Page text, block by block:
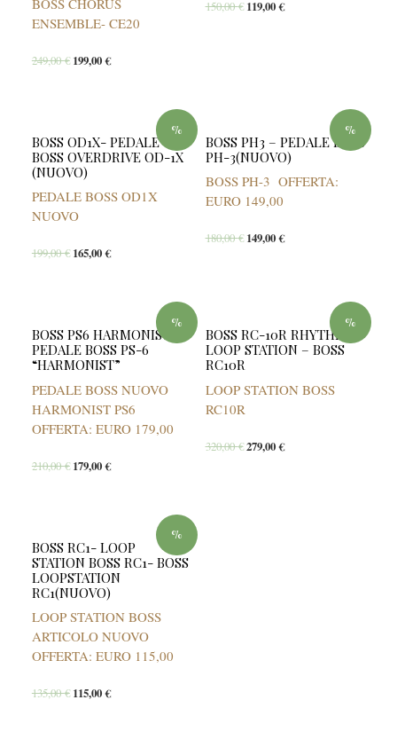
BOSS CHORUS
ENSEMBLE- CE20
249,00€ 199,00€
150,00€ 119,00€
%
BOSS OD1X- PEDALE
BOSS OVERDRIVE OD-1X
(NUOVO)
PEDALE BOSS OD1X
NUOVO
199,00€ 165,00€
%
BOSS PH3 – PEDALE BOSS
PH-3(NUOVO)
BOSS PH-3 OFFERTA:
EURO 149,00
180,00€ 149,00€
%
BOSS PS6 HARMONIST –
PEDALE BOSS PS-6
“HARMONIST”
PEDALE BOSS NUOVO
HARMONIST PS6
OFFERTA: EURO 179,00
210,00€ 179,00€
%
BOSS RC-10R RHYTHM
LOOP STATION – BOSS
RC10R
LOOP STATION BOSS
RC10R
320,00€279,00€
%
BOSS RC1- LOOP
STATION BOSS RC1- BOSS
LOOPSTATION
RC1(NUOVO)
LOOP STATION BOSS
ARTICOLO NUOVO
OFFERTA: EURO 115,00
135,00€ 115,00€